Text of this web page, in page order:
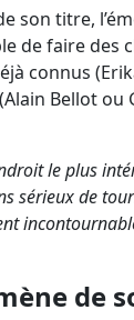
son titre,
de faire des
connus
Bellot
le plus
sérieux de
de